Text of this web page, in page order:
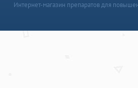
Интернет-магазин препаратов для